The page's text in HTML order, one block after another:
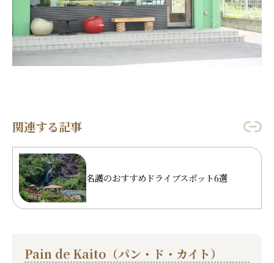
関連する記事
名護のおすすめドライブスポット6選
Pain de Kaito（パン・ド・カイト）